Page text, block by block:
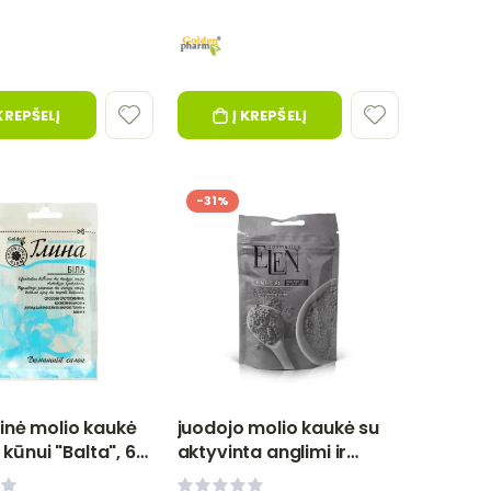
Į KREPŠELĮ
molio kaukė
"Balta", 60
-31%
juodojo molio kaukė su
aktyvinta anglimi ir
alavijo ekstraktu, 40 g-